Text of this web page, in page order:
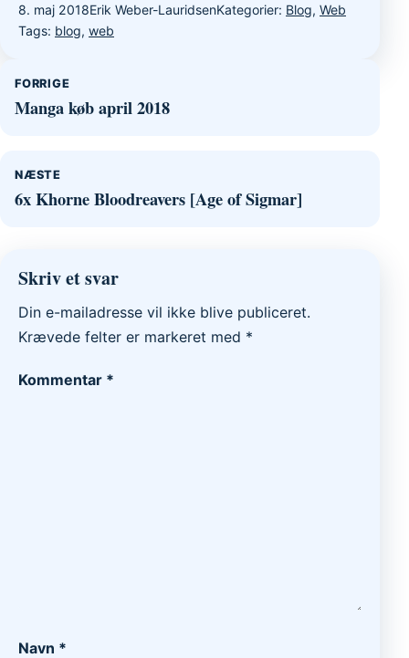
8. maj 2018Erik Weber-LauridsenKategorier: Blog, Web
Tags: blog, web
Indlægsnavigation
FORRIGE
Manga køb april 2018
NÆSTE
6x Khorne Bloodreavers [Age of Sigmar]
Skriv et svar
Din e-mailadresse vil ikke blive publiceret.
Krævede felter er markeret med *
Kommentar *
Navn *